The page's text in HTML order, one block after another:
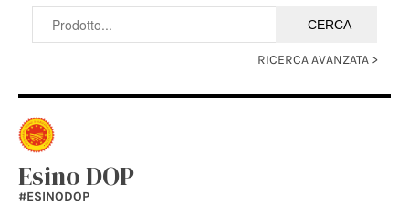
RICERCA AVANZATA >
Esino DOP
#ESINODOP